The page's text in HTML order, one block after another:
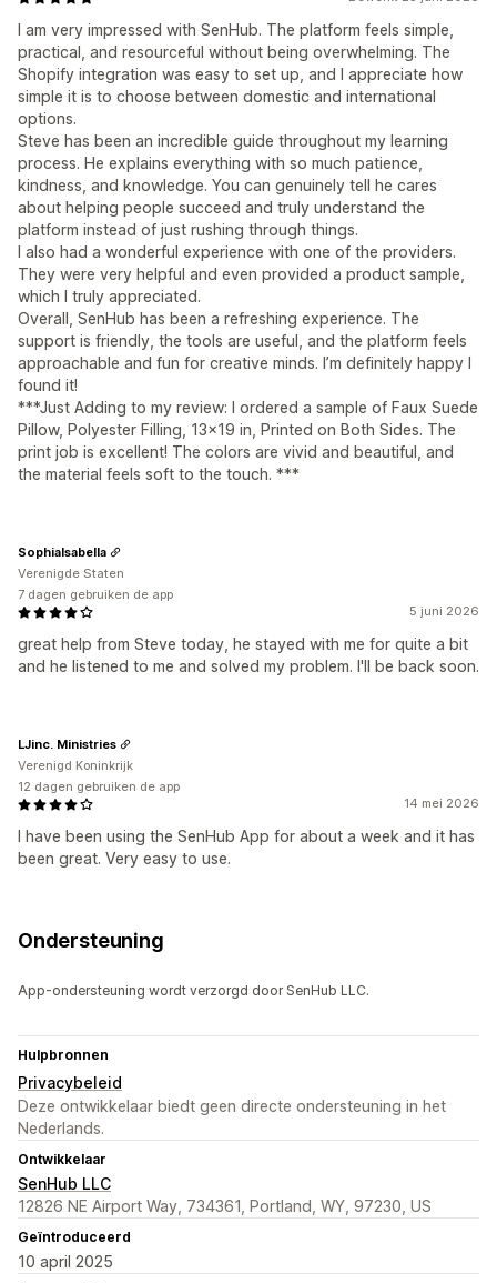
I am very impressed with SenHub. The platform feels simple,
practical, and resourceful without being overwhelming. The
Shopify integration was easy to set up, and I appreciate how
simple it is to choose between domestic and international
options.
Steve has been an incredible guide throughout my learning
process. He explains everything with so much patience,
kindness, and knowledge. You can genuinely tell he cares
about helping people succeed and truly understand the
platform instead of just rushing through things.
I also had a wonderful experience with one of the providers.
They were very helpful and even provided a product sample,
which I truly appreciated.
Overall, SenHub has been a refreshing experience. The
support is friendly, the tools are useful, and the platform feels
approachable and fun for creative minds. I’m definitely happy I
found it!
***Just Adding to my review: I ordered a sample of Faux Suede
Pillow, Polyester Filling, 13x19 in, Printed on Both Sides. The
print job is excellent! The colors are vivid and beautiful, and
the material feels soft to the touch. ***
5 juni 2026
great help from Steve today, he stayed with me for quite a bit
and he listened to me and solved my problem. I'll be back soon.
SophiaIsabella
Verenigde Staten
7 dagen gebruiken de app
14 mei 2026
I have been using the SenHub App for about a week and it has
been great. Very easy to use.
LJinc. Ministries
Verenigd Koninkrijk
12 dagen gebruiken de app
Ondersteuning
App-ondersteuning wordt verzorgd door SenHub LLC.
Hulpbronnen
Privacybeleid
Deze ontwikkelaar biedt geen directe ondersteuning in het
Nederlands.
Ontwikkelaar
SenHub LLC
12826 NE Airport Way, 734361, Portland, WY, 97230, US
Geïntroduceerd
10 april 2025